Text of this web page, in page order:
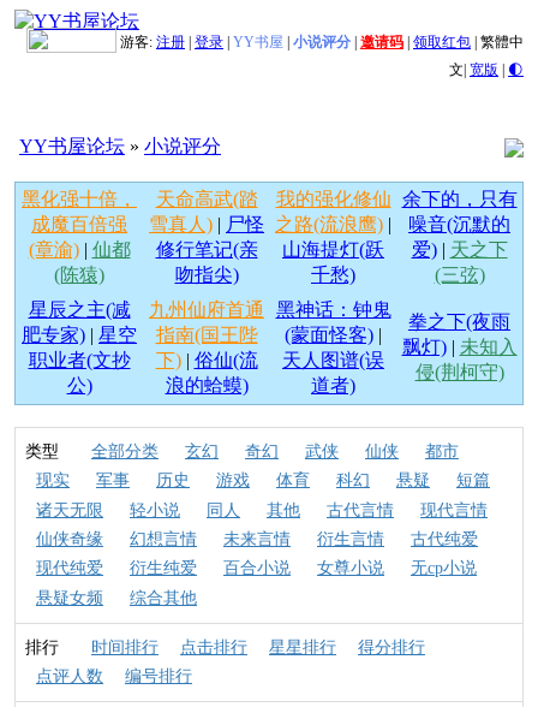
游客: 注册 登录 YY书屋 小说评分 邀请码 领取红包 繁體中
文| 宽版 | 🌓
YY书屋论坛 » 小说评分
黑化强十倍，
成魔百倍强
(章渝)| 仙都
(陈猿)
天命高武(踏
雪真人) | 尸怪
修行笔记(亲
吻指尖)
我的强化修仙
之路(流浪鹰) |
山海提灯(跃
千愁)
余下的，只有
噪音(沉默的
爱)| 天之下
(三弦)
星辰之主(减
肥专家) | 星空
职业者(文抄
公)
九州仙府首通
指南(国王陛
下)| 俗仙(流
浪的蛤蟆)
黑神话：钟鬼
(蒙面怪客) |
天人图谱(误
道者)
拳之下(夜雨
飘灯)| 未知入
侵(荆柯守)
类型 全部分类 玄幻 奇幻 武侠 仙侠
都市
现实
军事 历史 游戏 体育 科幻 悬疑
短篇
诸天无限
轻小说 同人 其他 古代言情
现代言情
仙侠奇缘
幻想言情 未来言情 衍生言情
古代纯爱
现代纯爱
衍生纯爱 百合小说 女尊小说
无cp小说
悬疑女频
综合其他
排行 时间排行 点击排行 星星排行
得分排行
点评人数
编号排行